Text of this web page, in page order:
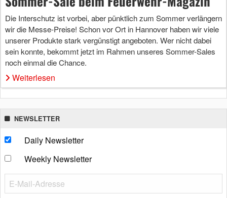
Die Interschutz ist vorbei, aber pünktlich zum Sommer verlängern
wir die Messe-Preise! Schon vor Ort in Hannover haben wir viele
unserer Produkte stark vergünstigt angeboten. Wer nicht dabei
sein konnte, bekommt jetzt im Rahmen unseres Sommer-Sales
noch einmal die Chance.
Weiterlesen
NEWSLETTER
Daily Newsletter
Weekly Newsletter